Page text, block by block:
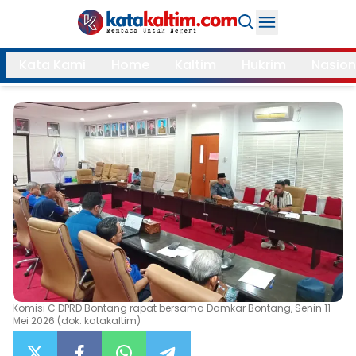
Daerah
Kukar
Samarinda
Bontang
Balikpapan
Kubar
Kutim
PPU
Mahulu
Paser
Berau
More
Internasional
Feature
Opini
Search
Komisi C DPRD Bontang rapat bersama Damkar Bontang, Senin 11
Mei 2026 (dok: katakaltim)